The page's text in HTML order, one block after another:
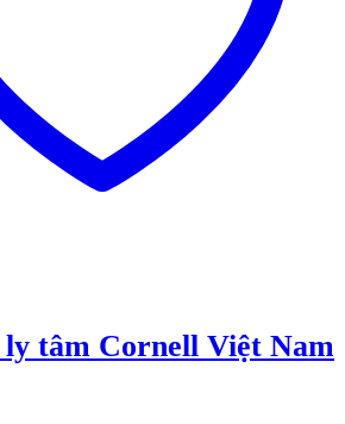
tâm Cornell Việt Nam